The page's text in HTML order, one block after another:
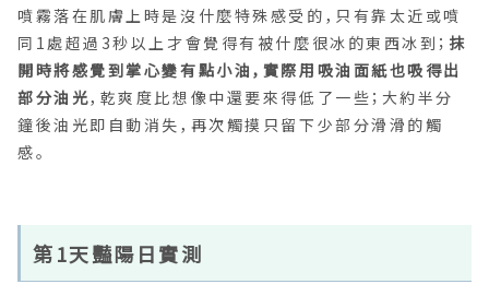
噴霧落在肌膚上時是沒什麼特殊感受的，只有靠太近或噴
同1處超過3秒以上才會覺得有被什麼很冰的東西冰到； 抹
開時將感覺到掌心變有點小油，實際用吸油面紙也吸得出
部分油光，乾爽度比想像中還要來得低了一些；大約半分
鐘後油光即自動消失，再次觸摸只留下少部分滑滑的觸
感。
第1天豔陽日實測